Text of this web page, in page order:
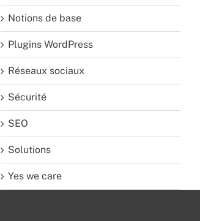
Notions de base
Plugins WordPress
Réseaux sociaux
Sécurité
SEO
Solutions
Yes we care